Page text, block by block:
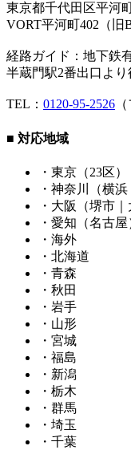
東京都千代田区平河
VORT平河町402（旧
経路ガイド：地下鉄
半蔵門駅2番出口より
TEL： 0120-95-2526
■ 対応地域
・東京（23区）
・神奈川（横浜
・大阪（堺市｜
・愛知（名古屋
・海外
・北海道
・青森
・秋田
・岩手
・山形
・宮城
・福島
・新潟
・栃木
・群馬
・埼玉
・千葉